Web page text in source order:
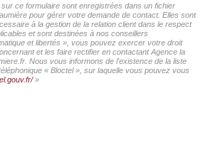
ce formulaire sont enregistrées dans un fichier
pour gérer votre demande de contact. Elles sont
à la gestion de la relation client dans le respect
et sont destinées à nos conseillers
et libertés », vous pouvez exercer votre droit
et les faire rectifier en contactant Agence la
Nous vous informons de l'existence de la liste
« Bloctel », sur laquelle vous pouvez vous
»